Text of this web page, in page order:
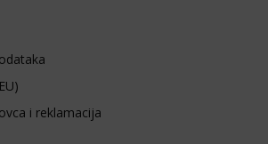
i reklamacija